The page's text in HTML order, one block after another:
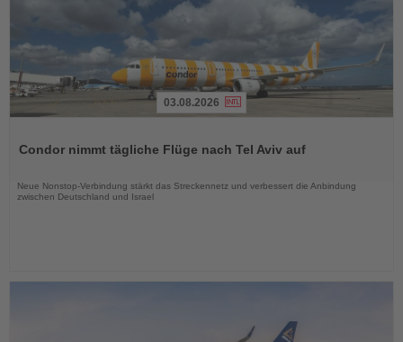
die
03.08.2026
Condor nimmt tägliche Flüge nach Tel Aviv auf
Neue Nonstop-Verbindung stärkt das Streckennetz und verbessert die Anbindung
zwischen Deutschland und Israel